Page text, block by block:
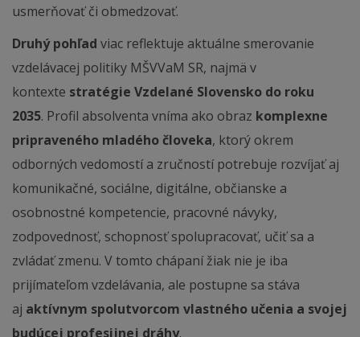
usmerňovať či obmedzovať.
Druhý pohľad viac reflektuje aktuálne smerovanie
vzdelávacej politiky MŠVVaM SR, najmä v
kontexte stratégie Vzdelané Slovensko do roku
2035. Profil absolventa vníma ako obraz komplexne
pripraveného mladého človeka, ktorý okrem
odborných vedomostí a zručností potrebuje rozvíjať aj
komunikačné, sociálne, digitálne, občianske a
osobnostné kompetencie, pracovné návyky,
zodpovednosť, schopnosť spolupracovať, učiť sa a
zvládať zmenu. V tomto chápaní žiak nie je iba
prijímateľom vzdelávania, ale postupne sa stáva
aj aktívnym spolutvorcom vlastného učenia a svojej
budúcej profesijnej dráhy.